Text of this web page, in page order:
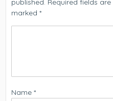
published. Required fields are
marked*
Name*